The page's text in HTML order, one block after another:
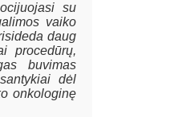
su
vaiko
daug
procedūrų,
buvimas
dėl
onkologinę